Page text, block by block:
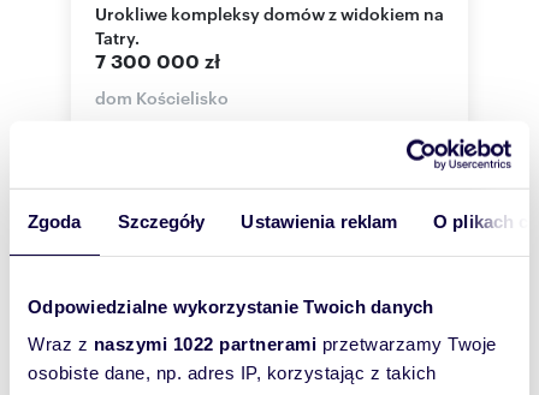
Zgoda Szczegóły Ustawienia reklam O plikach
Odpowiedzialne wykorzystanie Twoich danych
Wraz z naszymi 1022 partnerami przetwarzamy Twoje
osobiste dane, np. adres IP, korzystając z takich
Urokliwe kompleksy domów z widokiem na
Tatry.
7 300 000 zł
dom Kościelisko
PRZEPIĘKNY KOMPLEKS 2 BUDYNKÓW W SERCU
KOŚCIELISKA O MAGICZNEJ NAZWIE GÓRALSKIE